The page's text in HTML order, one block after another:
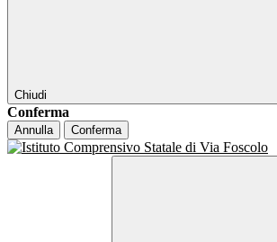
Chiudi
Conferma
Annulla Conferma